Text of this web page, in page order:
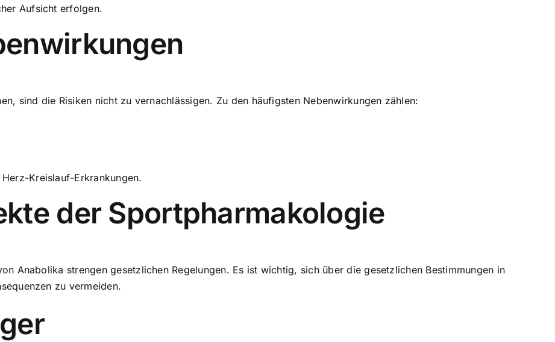
Aufsicht erfolgen.
sind die Risiken nicht zu vernachlässigen. Zu den häufigsten Nebenwirkungen zählen:
Kreislauf-Erkrankungen.
der Sportpharmakologie
Anabolika strengen gesetzlichen Regelungen. Es ist wichtig, sich über die gesetzlichen Bestimmungen in
zu vermeiden.